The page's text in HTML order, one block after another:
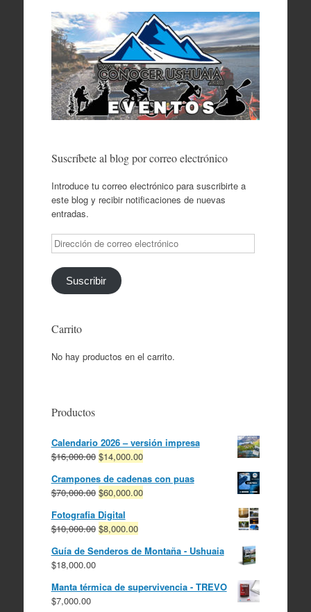
Suscríbete al blog por correo electrónico
Introduce tu correo electrónico para suscribirte a
este blog y recibir notificaciones de nuevas
entradas.
Dirección
de
correo
electrónico
Suscribir
Carrito
No hay productos en el carrito.
Productos
Calendario 2026 – versión impresa
$16,000.00 El
original
era:
$16,000.00.
$14,000.00El
actual
es:
Crampones de cadenas con puas
$70,000.00 El
original
era:
$70,000.00.
$60,000.00El
$60,000.00.
Fotografia Digital
$10,000.00 El
original
$10,000.00.
$8,000.00El
actual
$8,000.00.
Guía de Senderos de Montaña - Ushuaia
$18,000.00
Manta térmica de supervivencia - TREVO
$7,000.00